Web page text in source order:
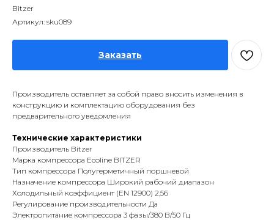
Bitzer
Артикул: sku089
Заказать
Производитель оставляет за собой право вносить изменения в
конструкцию и комплектацию оборудования без
предварительного уведомления
Технические характеристики
Производитель Bitzer
Марка компрессора Ecoline BITZER
Тип компрессора Полугерметичный поршневой
Назначение компрессора Широкий рабочий диапазон
Холодильный коэффициент (EN 12900) 2,56
Регулирование производительности Да
Электропитание компрессора 3 фазы/380 В/50 Гц